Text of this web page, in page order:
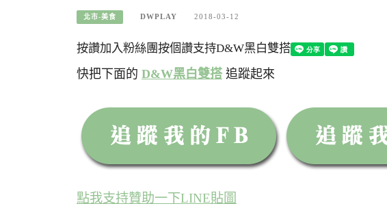
北市-美食 DWPLAY 2018-03-12
按讚加入粉絲團按個讚支持D&W黑白雙搭
快把下面的 D&W黑白雙搭 追蹤起來
點我支持贊助一下LINE貼圖